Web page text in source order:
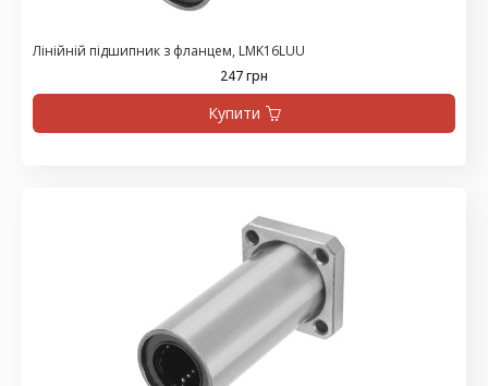
Лінійній підшипник з фланцем, LMK16LUU
247 грн
Купити